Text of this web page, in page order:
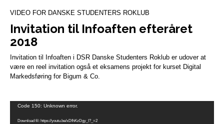
VIDEO FOR DANSKE STUDENTERS ROKLUB
Invitation til Infoaften efteråret
2018
Invitation til Infoaften i DSR Danske Studenters Roklub er udover at
være en reel invitation også et eksamens projekt for kurset Digital
Markedsføring for Bigum & Co.
Videoafspiller
Code 150: Unknown error.
Download fil: https://youtu.be/xDfhKzDgy_I?_=2